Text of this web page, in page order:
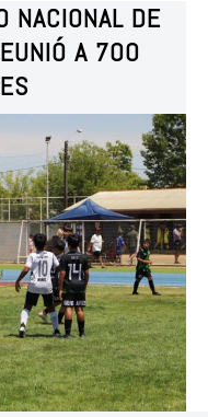
NACIONAL DE
A 700